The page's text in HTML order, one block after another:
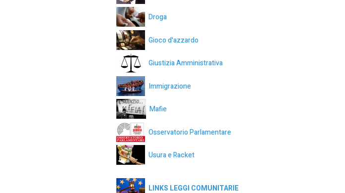
Droga
Gioco d'azzardo
Giustizia Amministrativa
Immigrazione
Mafie
Osservatorio Parlamentare
Usura e Racket
LINKS LEGGI COMUNITARIE